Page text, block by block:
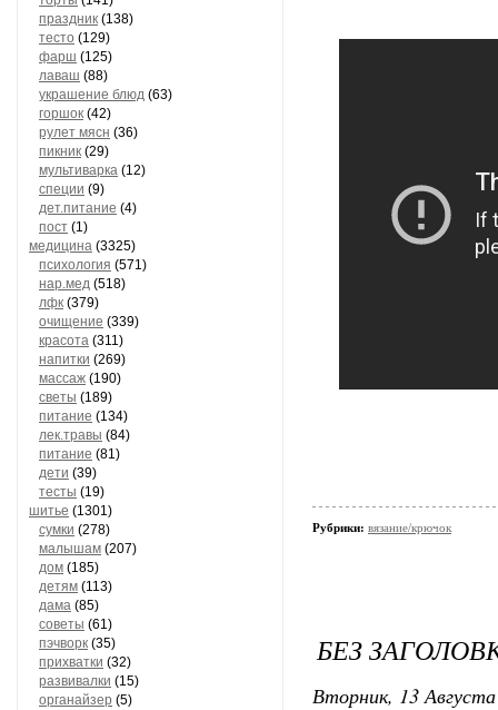
праздник (138)
тесто (129)
фарш (125)
лаваш (88)
украшение блюд (63)
горшок (42)
рулет мясн (36)
пикник (29)
мультиварка (12)
специи (9)
дет.питание (4)
пост (1)
медицина (3325)
психология (571)
нар.мед (518)
лфк (379)
очищение (339)
красота (311)
напитки (269)
массаж (190)
светы (189)
питание (134)
лек.травы (84)
питание (81)
дети (39)
тесты (19)
шитье (1301)
сумки (278)
малышам (207)
дом (185)
детям (113)
дама (85)
советы (61)
пэчворк (35)
прихватки (32)
развивалки (15)
органайзер (5)
Рубрики: вязание/крючок
БЕЗ
Вторник, 13